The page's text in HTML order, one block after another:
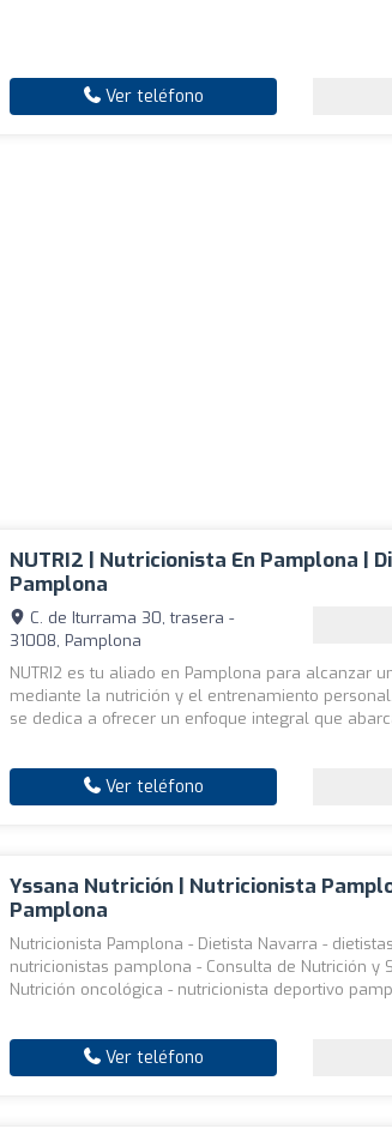
Ver teléfono
NUTRI2 | Nutricionista En Pamplona |
Pamplona
C. de Iturrama 30, trasera -
31008, Pamplona
NUTRI2 es tu aliado en Pamplona para alcanzar
mediante la nutrición y el entrenamiento
se dedica a ofrecer un enfoque integral que
Ver teléfono
Yssana Nutrición | Nutricionista
Pamplona
Nutricionista Pamplona - Dietista Navarra -
nutricionistas pamplona - Consulta de Nutrición y
Nutrición oncológica - nutricionista deportivo
Ver teléfono